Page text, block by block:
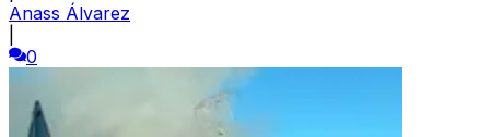
Anass Álvarez
0